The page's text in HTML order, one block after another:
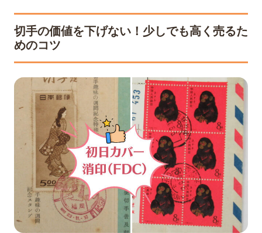
切手の価値を下げない！少しでも高く売るた
めのコツ